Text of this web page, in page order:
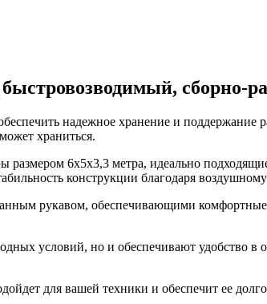
сборно-
надежное хранение и поддержание
храниться.
6х5х3,3 метра, идеально
конструкции благодаря
рукавом, обеспечивающими комфортные
условий, но и обеспечивают удобство
для вашей техники и обеспечит ее